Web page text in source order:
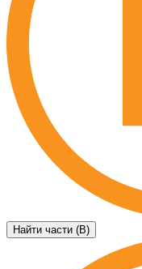
Найти части (B)